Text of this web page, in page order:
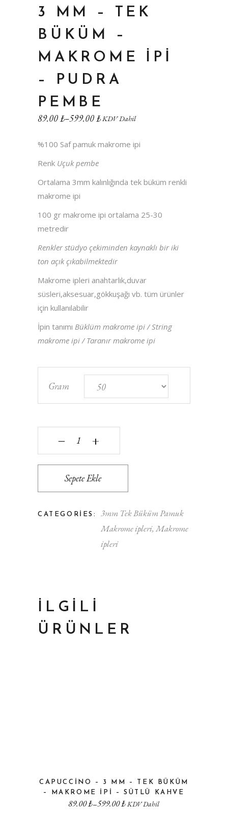
3 MM – TEK
BÜKÜM –
MAKROME IPI
– PUDRA
PEMBE
89.00₺–599.00₺KDV Dahil
%100 Saf pamuk makrome ipi
Renk Uçuk pembe
Ortalama 3mm kalınlığında tek büküm renkli
makrome ipi
100 gr makrome ipi ortalama 25-30
metredir
Renkler stüdyo çekiminden kaynaklı bir iki
ton açık çıkabilmektedir
Makrome ipleri anahtarlık,duvar
süsleri,aksesuar,gökkuşağı vb. tüm ürünler
için kullanılabilir
İpin tanımı Büklüm makrome ipi / String
makrome ipi / Taranır makrome ipi
Gram
Pink Panter - 3 mm - Tek Büküm - Makrome ipi
‒ +
Sepete Ekle
CATEGORIES:
3mm Tek Büküm Pamuk
Makrome ipleri,Makrome
ipleri
İLGILI
ÜRÜNLER
CAPUCCINO – 3 MM – TEK BÜKÜM
– MAKROME IPI – SÜTLÜ KAHVE
89.00₺–599.00₺KDV Dahil